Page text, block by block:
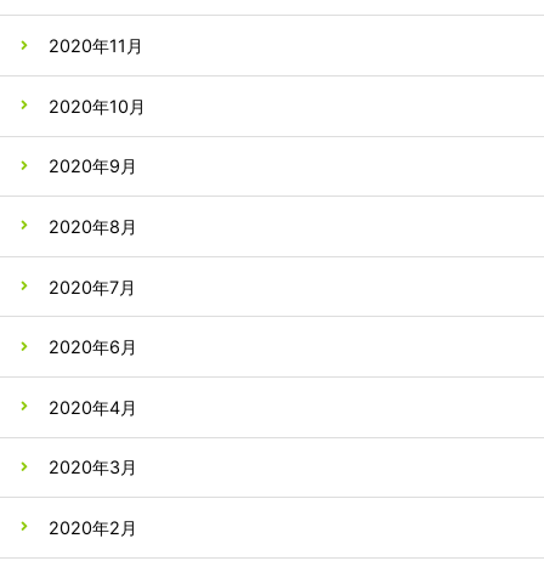
2020年11月
2020年10月
2020年9月
2020年8月
2020年7月
2020年6月
2020年4月
2020年3月
2020年2月